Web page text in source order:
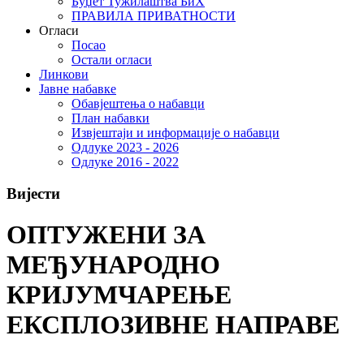
ПРАВИЛА ПРИВАТНОСТИ
Огласи
Посао
Остали огласи
Линкови
Јавне набавке
Обавјештења о набавци
План набавки
Извјештаји и информације о набавци
Одлуке 2023 - 2026
Одлуке 2016 - 2022
Вијести
ОПТУЖЕНИ ЗА
МЕЂУНАРОДНО
КРИЈУМЧАРЕЊЕ
ЕКСПЛОЗИВНЕ НАПРАВЕ